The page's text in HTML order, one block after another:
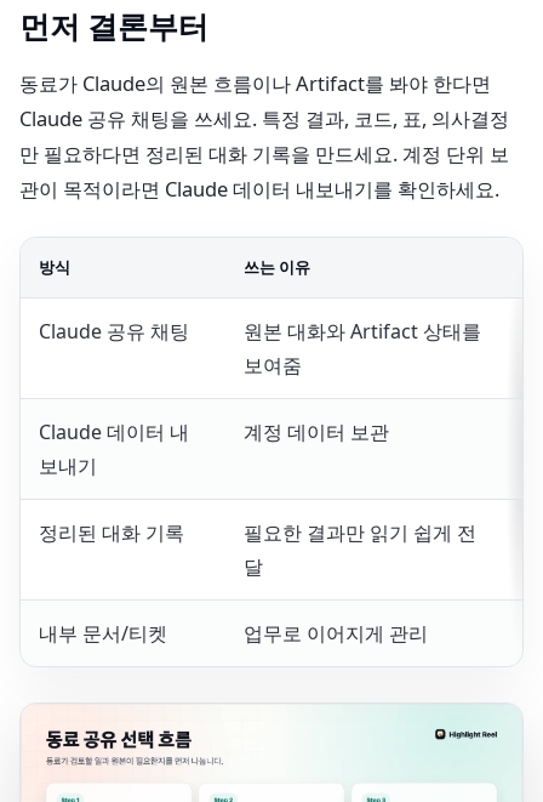
먼저 결론부터
동료가 Claude의 원본 흐름이나 Artifact를 봐야 한다면
Claude 공유 채팅을 쓰세요. 특정 결과, 코드, 표, 의사결정
만 필요하다면 정리된 대화 기록을 만드세요. 계정 단위 보
관이 목적이라면 Claude 데이터 내보내기를 확인하세요.
방식 쓰는 이유
Claude 공유 채팅
원본 대화와 Artifact 상태를
보여줌
Claude 데이터 내
보내기
계정 데이터 보관
정리된 대화 기록
필요한 결과만 읽기 쉽게 전
달
내부 문서/티켓 업무로 이어지게 관리